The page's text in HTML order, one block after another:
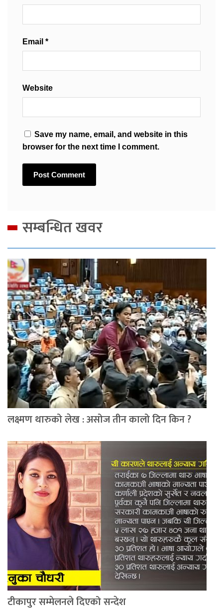
Email *
Website
Save my name, email, and website in this
browser for the next time I comment.
सम्बन्धित खवर
लक्ष्मण थारुको लेख : असोज तीन कालो दिन किन ?
टीकापुर सम्मेलनले दिएको सन्देश